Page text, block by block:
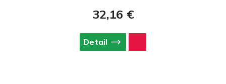
32,16 €
Detail